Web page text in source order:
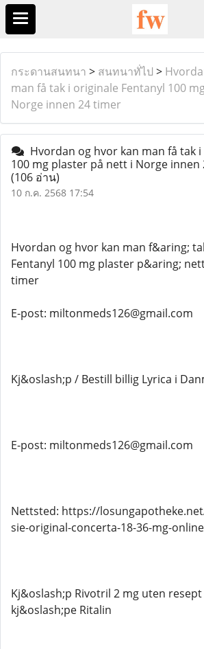
กระดานสนทนา > สนทนาทั่ไป >
man få tak i originale Fentanyl 100
Norge innen 24 timer
Hvordan og hvor kan man få tak
100 mg plaster på nett i Norge innen
(106 อ่าน)
10 ก.ค. 2568 17:54
Hvordan og hvor kan man f&aring;
Fentanyl 100 mg plaster p&aring;
timer
E-post: miltonmeds126@gmail.com
Kj&oslash;p / Bestill billig Lyrica i
E-post: miltonmeds126@gmail.com
Nettsted: https://
sie-original-concerta-18-36-mg-
Kj&oslash;p Rivotril 2 mg uten
kj&oslash;pe Ritalin